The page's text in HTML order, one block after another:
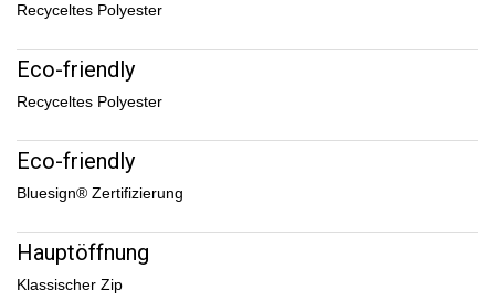
Recyceltes Polyester
Eco-friendly
Recyceltes Polyester
Eco-friendly
Bluesign® Zertifizierung
Hauptöffnung
Klassischer Zip